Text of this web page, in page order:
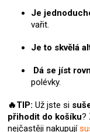
Je
vařit.
Je to skvělá
Dá se jíst
polévky.
🔥TIP: Už jste si
přihodit do košíku?
nejčastěji nakupují